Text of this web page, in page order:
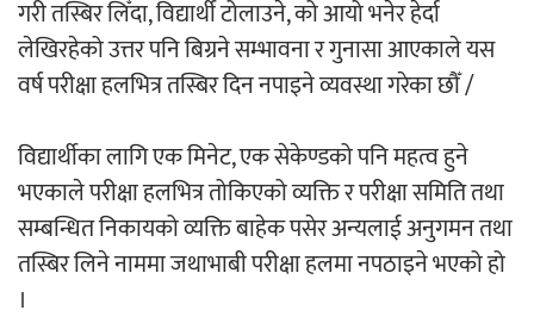
गरी तस्बिर लिँदा, विद्यार्थी टोलाउने, को आयो भनेर हेर्दा
लेखिरहेको उत्तर पनि बिग्रने सम्भावना र गुनासा आएकाले यस
वर्ष परीक्षा हलभित्र तस्बिर दिन नपाइने व्यवस्था गरेका छौँ /
विद्यार्थीका लागि एक मिनेट, एक सेकेण्डको पनि महत्व हुने
भएकाले परीक्षा हलभित्र तोकिएको व्यक्ति र परीक्षा समिति तथा
सम्बन्धित निकायको व्यक्ति बाहेक पसेर अन्यलाई अनुगमन तथा
तस्बिर लिने नाममा जथाभाबी परीक्षा हलमा नपठाइने भएको हो
।